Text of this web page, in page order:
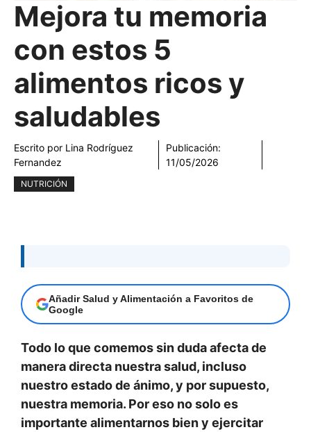
Mejora tu memoria
con estos 5
alimentos ricos y
saludables
Escrito por Lina Rodríguez
Fernandez
Publicación:
11/05/2026
NUTRICIÓN
Añadir Salud y Alimentación a Favoritos de
Google
Todo lo que comemos sin duda afecta de
manera directa nuestra salud, incluso
nuestro estado de ánimo, y por supuesto,
nuestra memoria. Por eso no solo es
importante alimentarnos bien y ejercitar